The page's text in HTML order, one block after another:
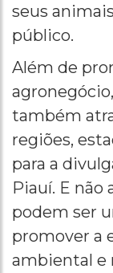
seus
público.
Além de
também
regiões,
para a
Piauí. E não
podem ser
promover a
ambiental e